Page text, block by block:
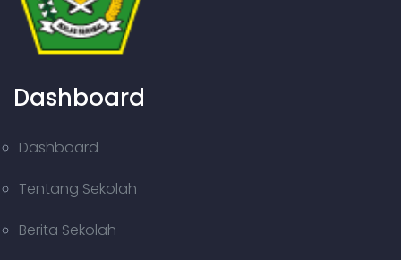
Dashboard
Dashboard
Tentang Sekolah
Berita Sekolah